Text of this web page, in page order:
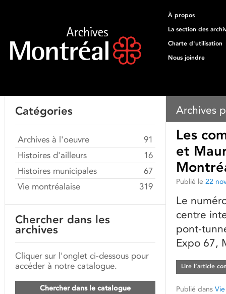
À propos
La section des
Charte d'utilisation
Nous joindre
Archives
Les
et
Publié le 22
Le
centre
pont-
Expo 67,
Lire l’article
Publié dans
Catégories
Archives à l'oeuvre
91
Histoires d'ailleurs
16
Histoires municipales
67
Vie montréalaise
319
Chercher dans les
archives
Cliquer sur l'onglet ci-dessous pour
accéder à notre catalogue.
Chercher dans le catalogue